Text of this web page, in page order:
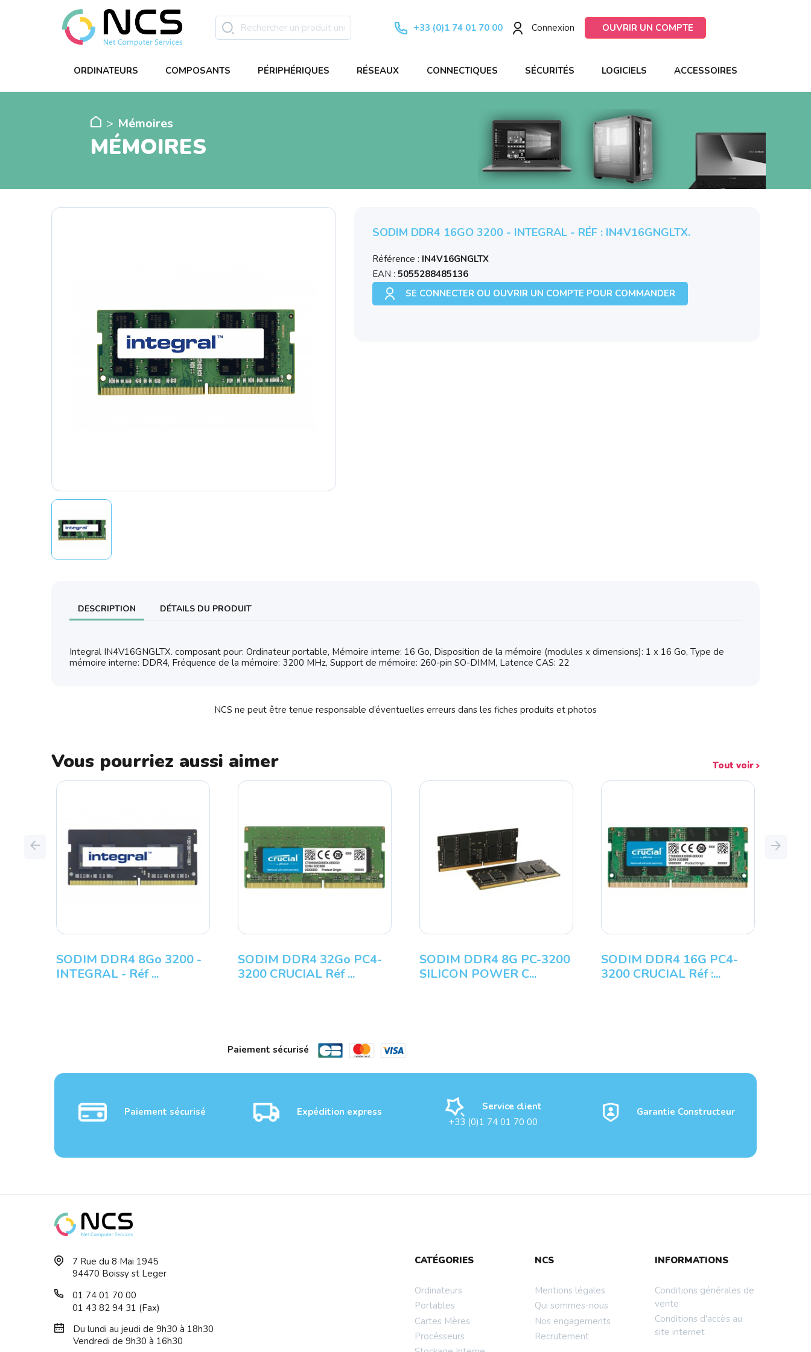
+33 (0)1 74 01 70 00 Connexion OUVRIR UN COMPTE
ORDINATEURS COMPOSANTS PÉRIPHÉRIQUES RÉSEAUX CONNECTIQUES SÉCURITÉS LOGICIELS ACCESSOIRES
Mémoires
MÉMOIRES
SODIM DDR4 16GO 3200 - INTEGRAL - RÉF : IN4V16GNGLTX.
Référence : IN4V16GNGLTX
EAN : 5055288485136
SE CONNECTER OU OUVRIR UN COMPTE POUR COMMANDER
DESCRIPTION DÉTAILS DU PRODUIT
Integral IN4V16GNGLTX. composant pour: Ordinateur portable, Mémoire interne: 16 Go, Disposition de la mémoire (modules x dimensions): 1 x 16 Go, Type de
mémoire interne: DDR4, Fréquence de la mémoire: 3200 MHz, Support de mémoire: 260-pin SO-DIMM, Latence CAS: 22
NCS ne peut être tenue responsable d’éventuelles erreurs dans les fiches produits et photos
Vous pourriez aussi aimer Tout voir
SODIM DDR4 8Go 3200 -
INTEGRAL - Réf ...
SODIM DDR4 32Go PC4-
3200 CRUCIAL Réf ...
SODIM DDR4 8G PC-3200
SILICON POWER C...
SODIM DDR4 16G PC4-
3200 CRUCIAL Réf :...
SODIM DDR4 8G PC4-
3200 CRUCIAL Réf : ...
Previous Next
Paiement sécurisé
Paiement sécurisé Expédition express
Service client
+33 (0)1 74 01 70 00
Garantie Constructeur
7 Rue du 8 Mai 1945
94470 Boissy st Leger
01 74 01 70 00
01 43 82 94 31 (Fax)
Du lundi au jeudi de 9h30 à 18h30
Vendredi de 9h30 à 16h30
CATÉGORIES
Ordinateurs
Portables
Cartes Mères
Procésseurs
NCS
Mentions légales
Qui sommes-nous
Nos engagements
Recrutement
INFORMATIONS
Conditions générales de
vente
Conditions d'accès au
site internet